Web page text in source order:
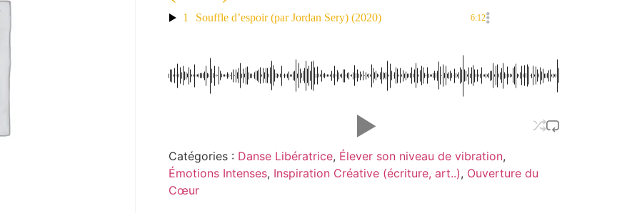
1 Souffle d’espoir (par Jordan Sery) (2020) 6:12
Catégories : Danse Libératrice, Élever son niveau de vibration,
Émotions Intenses, Inspiration Créative (écriture, art..), Ouverture du
Cœur